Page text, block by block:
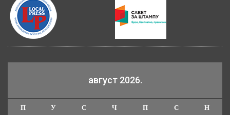
август 2026.
П У С Ч П С
Н